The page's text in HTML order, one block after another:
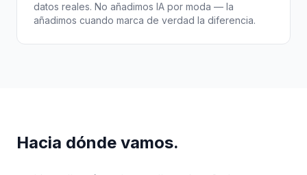
datos reales. No añadimos IA por moda — la
añadimos cuando marca de verdad la diferencia.
Hacia dónde vamos.